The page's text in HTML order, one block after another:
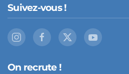
Suivez-vous !
On recrute !